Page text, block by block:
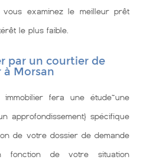
vous examinez le meilleur prêt
le plus faible.
par un courtier de
Morsan
fera une étude~une
approfondissement} spécifique
de votre dossier de demande
fonction de votre situation